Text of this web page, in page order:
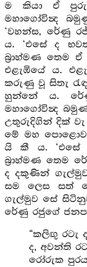
ම කියා ඒ
මහාගෝවින්‍ද
‘වහන්ස, රේණු
ය. ‘එසේ ද
බ්‍රාහ්මණ තෙම
එළැඹියේ ය.
කරුණු වූ සිතැ
හුන්නේ ය.
මහාගෝවින්‍ද
උතුරුදිගින් දික්
මේ මහ පොළොව
යි කී ය. ‘එසේ
බ්‍රාහ්මණ තෙම
ද දකුණින්
සම ලෙස සත්
ගැල්මුව සේ
රේණු රජුගේ
“කලිඟු රටැ
ද, අවන්ති
රෝරුක පුරය